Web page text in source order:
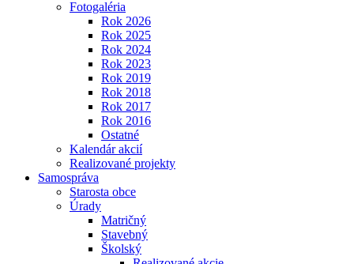
Fotogaléria
Rok 2026
Rok 2025
Rok 2024
Rok 2023
Rok 2019
Rok 2018
Rok 2017
Rok 2016
Ostatné
Kalendár akcií
Realizované projekty
Samospráva
Starosta obce
Úrady
Matričný
Stavebný
Školský